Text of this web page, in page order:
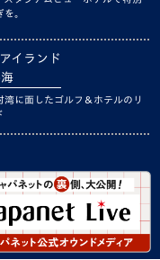
。
イランド
湾に面したゴルフ＆ホテルのリ